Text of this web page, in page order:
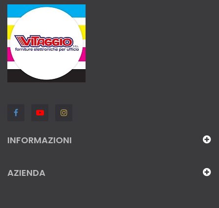
INFORMAZIONI
AZIENDA